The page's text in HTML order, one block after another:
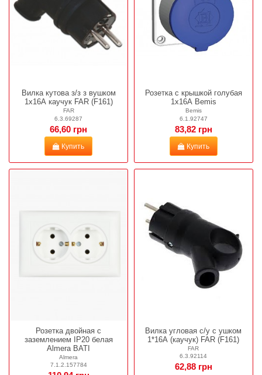
Вилка кутова з/з з вушком
1х16А каучук FAR (F161)
FAR
6.3.69287
66,60 грн
Купить
Розетка с крышкой голубая
1х16А Bemis
Bemis
6.1.92747
83,82 грн
Купить
Розетка двойная с
заземлением IP20 белая
Almera BATI
Almera
7.1.2.157784
Вилка угловая с/у с ушком
1*16А (каучук) FAR (F161)
FAR
6.3.92114
62,88 грн